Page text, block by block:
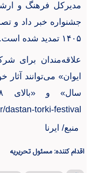
مدیرکل فرهنگ و
جشنواره خبر داد و
۱۴۰۵ تمدید شده است.
علاقه‌مندان برای
ایوان» می‌توانند
سال» و «بالای
dastan-torki-festival-
منبع/ ایرنا
اقدام کننده: مسئول تحریریه